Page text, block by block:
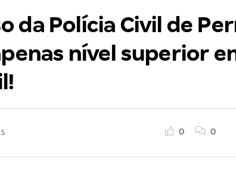
da Polícia Civil de
nível superior
0 0